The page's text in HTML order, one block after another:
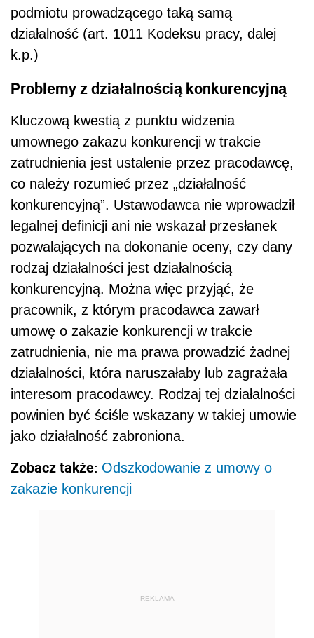
podmiotu prowadzącego taką samą
działalność (art. 1011 Kodeksu pracy, dalej
k.p.)
Problemy z działalnością konkurencyjną
Kluczową kwestią z punktu widzenia
umownego zakazu konkurencji w trakcie
zatrudnienia jest ustalenie przez pracodawcę,
co należy rozumieć przez „działalność
konkurencyjną”. Ustawodawca nie wprowadził
legalnej definicji ani nie wskazał przesłanek
pozwalających na dokonanie oceny, czy dany
rodzaj działalności jest działalnością
konkurencyjną. Można więc przyjąć, że
pracownik, z którym pracodawca zawarł
umowę o zakazie konkurencji w trakcie
zatrudnienia, nie ma prawa prowadzić żadnej
działalności, która naruszałaby lub zagrażała
interesom pracodawcy. Rodzaj tej działalności
powinien być ściśle wskazany w takiej umowie
jako działalność zabroniona.
Zobacz także: Odszkodowanie z umowy o
zakazie konkurencji
REKLAMA